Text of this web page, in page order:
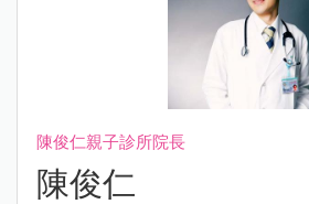
陳俊仁親子診所院長
陳俊仁